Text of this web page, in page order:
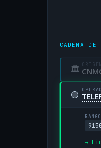
CADENA DE
🏛 ORIGEN
🟢
RANGO
→